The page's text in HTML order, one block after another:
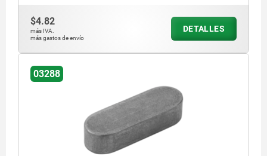
$4.82
más IVA.
más gastos de envío
DETALLES
03288